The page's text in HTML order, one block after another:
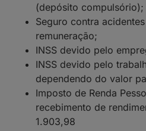
(depósito compulsório);
Seguro contra
remuneração;
INSS devido pelo
INSS devido pelo
dependendo do valor
Imposto de Renda
recebimento de
1.903,98